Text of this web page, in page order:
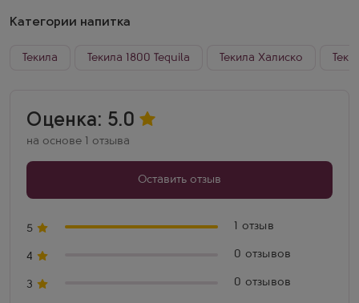
Категории напитка
Текила Текила 1800 Tequila Текила Халиско
Оценка: 5.0
на основе 1 отзыва
Оставить отзыв
5 1 отзыв
4 0 отзывов
3 0 отзывов